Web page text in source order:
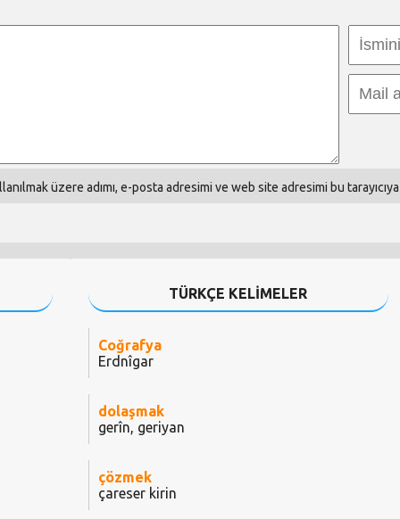
üzere adımı, e-posta adresimi ve web site adresimi bu
TÜRKÇE KELİMELER
Coğrafya
Erdnîgar
dolaşmak
gerîn, geriyan
çözmek
çareser kirin